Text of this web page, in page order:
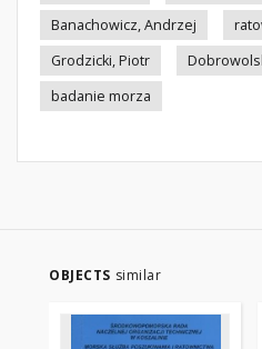
Banachowicz, Andrzej
Grodzicki, Piotr
badanie morza
OBJECTS similar